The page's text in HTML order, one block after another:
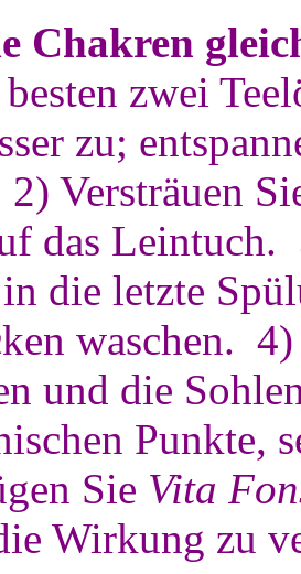
Chakren
besten zwei
zu;
2) Versträuen
das Leintuch.
in die letzte
waschen.
und die
Punkte,
Sie Vita
Wirkung zu